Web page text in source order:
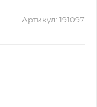
Артикул: 191097